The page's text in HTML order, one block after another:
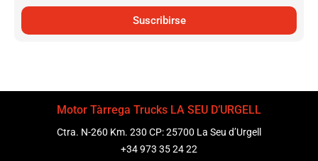
Suscribirse
Motor Tàrrega Trucks LA SEU D’URGELL
Ctra. N-260 Km. 230 CP: 25700 La Seu d’Urgell
+34 973 35 24 22